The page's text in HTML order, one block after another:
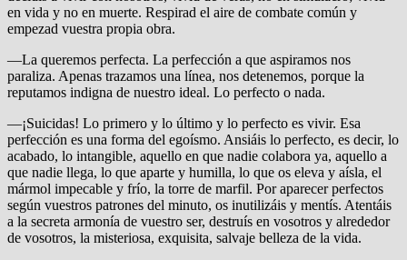
en vida y no en muerte. Respirad el aire de combate común y
empezad vuestra propia obra.
—La queremos perfecta. La perfección a que aspiramos nos
paraliza. Apenas trazamos una línea, nos detenemos, porque la
reputamos indigna de nuestro ideal. Lo perfecto o nada.
—¡Suicidas! Lo primero y lo último y lo perfecto es vivir. Esa
perfección es una forma del egoísmo. Ansiáis lo perfecto, es decir, lo
acabado, lo intangible, aquello en que nadie colabora ya, aquello a
que nadie llega, lo que aparte y humilla, lo que os eleva y aísla, el
mármol impecable y frío, la torre de marfil. Por aparecer perfectos
según vuestros patrones del minuto, os inutilizáis y mentís. Atentáis
a la secreta armonía de vuestro ser, destruís en vosotros y alrededor
de vosotros, la misteriosa, exquisita, salvaje belleza de la vida.